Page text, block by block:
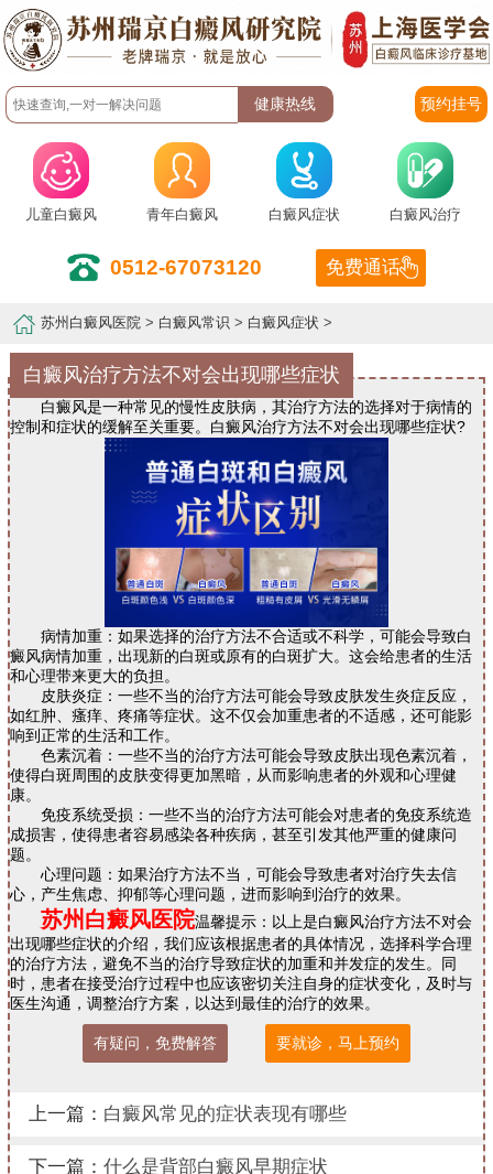
预约挂号
儿童白癜风 青年白癜风 白癜风症状 白癜风治疗
0512-67073120 免费通话
苏州白癜风医院 > 白癜风常识 > 白癜风症状 >
白癜风治疗方法不对会出现哪些症状
白癜风是一种常见的慢性皮肤病，其治疗方法的选择对于病情的
控制和症状的缓解至关重要。白癜风治疗方法不对会出现哪些症状?
病情加重：如果选择的治疗方法不合适或不科学，可能会导致白
癜风病情加重，出现新的白斑或原有的白斑扩大。这会给患者的生活
和心理带来更大的负担。
皮肤炎症：一些不当的治疗方法可能会导致皮肤发生炎症反应，
如红肿、瘙痒、疼痛等症状。这不仅会加重患者的不适感，还可能影
响到正常的生活和工作。
色素沉着：一些不当的治疗方法可能会导致皮肤出现色素沉着，
使得白斑周围的皮肤变得更加黑暗，从而影响患者的外观和心理健
康。
免疫系统受损：一些不当的治疗方法可能会对患者的免疫系统造
成损害，使得患者容易感染各种疾病，甚至引发其他严重的健康问
题。
心理问题：如果治疗方法不当，可能会导致患者对治疗失去信
心，产生焦虑、抑郁等心理问题，进而影响到治疗的效果。
苏州白癜风医院温馨提示：以上是白癜风治疗方法不对会
出现哪些症状的介绍，我们应该根据患者的具体情况，选择科学合理
的治疗方法，避免不当的治疗导致症状的加重和并发症的发生。同
时，患者在接受治疗过程中也应该密切关注自身的症状变化，及时与
医生沟通，调整治疗方案，以达到最佳的治疗的效果。
有疑问，免费解答 要就诊，马上预约
上一篇： 白癜风常见的症状表现有哪些
下一篇： 什么是背部白癜风早期症状